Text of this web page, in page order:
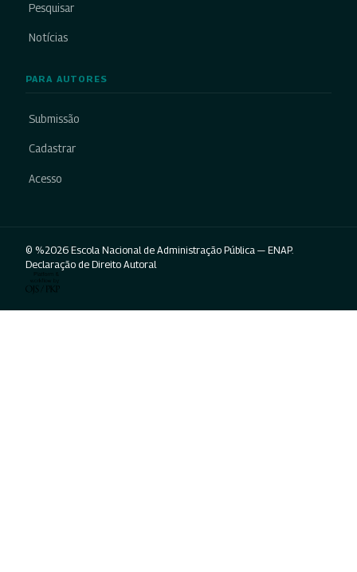
Pesquisar
Notícias
PARA AUTORES
Submissão
Cadastrar
Acesso
© %2026 Escola Nacional de Administração Pública — ENAP.
Declaração de Direito Autoral